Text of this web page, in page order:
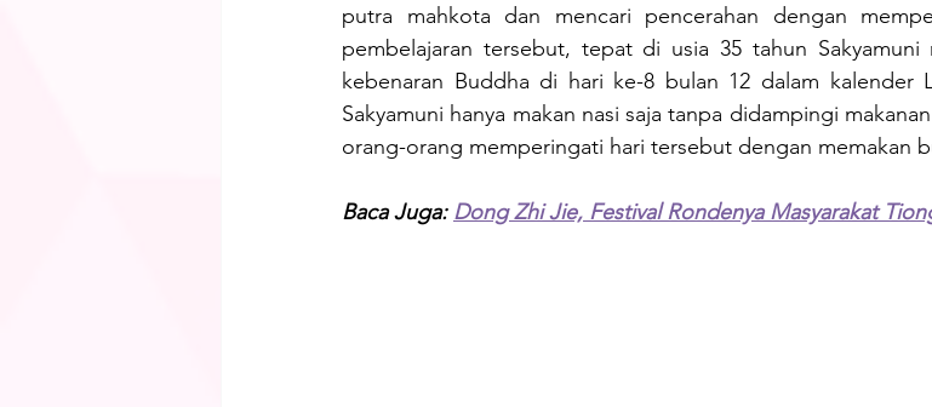
putra mahkota dan mencari pencerahan dengan
pembelajaran tersebut, tepat di usia 35 tahun
kebenaran Buddha di hari ke-8 bulan 12 dalam kalender
Sakyamuni hanya makan nasi saja tanpa didampingi
orang-orang memperingati hari tersebut dengan memakan
Baca Juga: Dong Zhi Jie, Festival Rondenya Masyarakat